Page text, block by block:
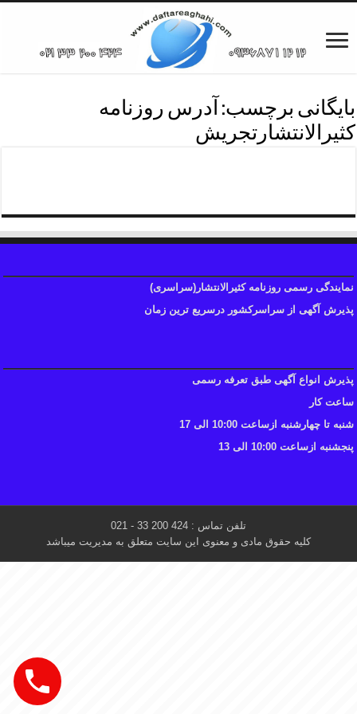
بایگانی برچسب: آدرس روزنامه
کثیرالانتشارتجریش
نمایندگی رسمی روزنامه کثیرالانتشار(سراسری)
پذیرش آگهی از سراسرکشور درسریع ترین زمان
پذیرش انواع آگهی طبق تعرفه رسمی
ساعت کار
شنبه تا چهارشنبه ازساعت 10:00 الی 17
پنجشنبه ازساعت 10:00 الی 13
تلفن تماس : 424 200 33 - 021
کلیه حقوق مادی و معنوی این سایت متعلق به مدیریت میباشد